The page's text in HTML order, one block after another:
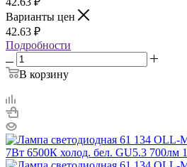
Варианты цен
42.63 ₽
Подробности
В корзину